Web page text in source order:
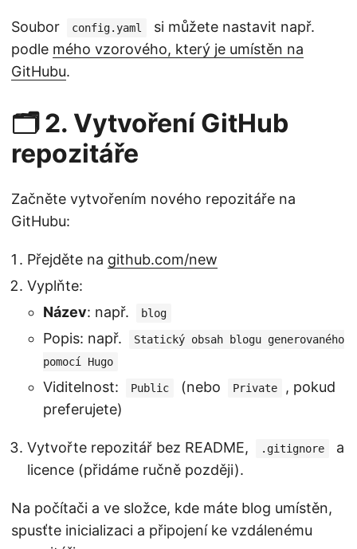
Soubor config.yaml
si můžete nastavit např.
podle mého vzorového, který je umístěn na
GitHubu.
🗂️ 2. Vytvoření GitHub
repozitáře
Začněte vytvořením nového repozitáře na
GitHubu:
Přejděte na github.com/new
Vyplňte:
Název: např. blog
Popis: např.
Statický obsah blogu generovaného
pomocí Hugo
Viditelnost: Public (nebo Private
, pokud
preferujete)
Vytvořte repozitář bez README, .gitignore
a
licence (přidáme ručně později).
Na počítači a ve složce, kde máte blog umístěn,
spusťte inicializaci a připojení ke vzdálenému